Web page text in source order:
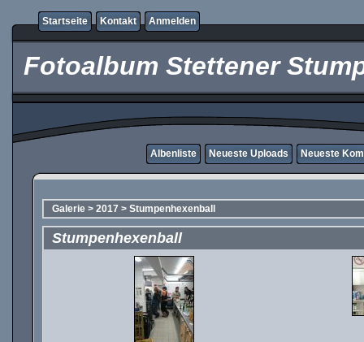
Startseite Kontakt Anmelden
Fotoalbum Stettener
Albenliste Neueste Uploads Neueste
Galerie > 2017 > Stumpenhexenball
Stumpenhexenball